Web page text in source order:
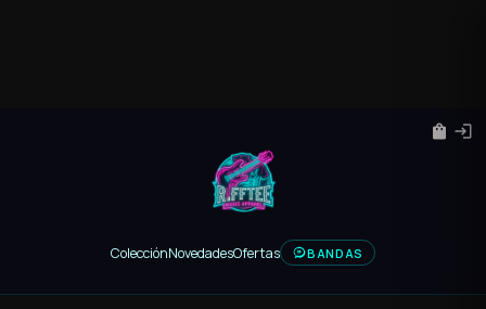
ColecciónNovedadesOfertas BANDAS
shopping_bag login